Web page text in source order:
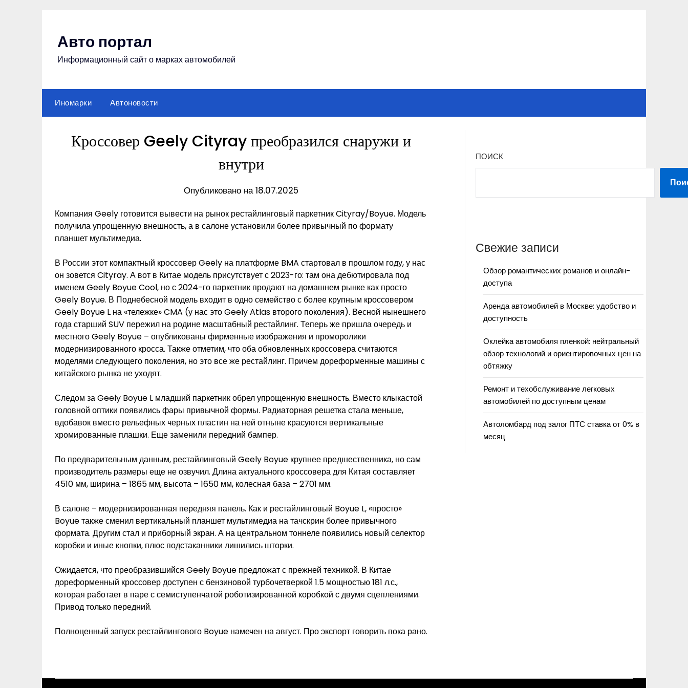
Авто портал
Информационный сайт о марках автомобилей
Иномарки Автоновости
Кроссовер Geely Cityray преобразился снаружи и
внутри
Опубликовано на 18.07.2025
Компания Geely готовится вывести на рынок рестайлинговый паркетник Cityray/Boyue. Модель
получила упрощенную внешность, а в салоне установили более привычный по формату
планшет мультимедиа.
В России этот компактный кроссовер Geely на платформе BMA стартовал в прошлом году, у нас
он зовется Cityray. А вот в Китае модель присутствует с 2023-го: там она дебютировала под
именем Geely Boyue Cool, но с 2024-го паркетник продают на домашнем рынке как просто
Geely Boyue. В Поднебесной модель входит в одно семейство с более крупным кроссовером
Geely Boyue L на «тележке» CMA (у нас это Geely Atlas второго поколения). Весной нынешнего
года старший SUV пережил на родине масштабный рестайлинг. Теперь же пришла очередь и
местного Geely Boyue – опубликованы фирменные изображения и проморолики
модернизированного кросса. Также отметим, что оба обновленных кроссовера считаются
моделями следующего поколения, но это все же рестайлинг. Причем дореформенные машины с
китайского рынка не уходят.
Следом за Geely Boyue L младший паркетник обрел упрощенную внешность. Вместо клыкастой
головной оптики появились фары привычной формы. Радиаторная решетка стала меньше,
вдобавок вместо рельефных черных пластин на ней отныне красуются вертикальные
хромированные плашки. Еще заменили передний бампер.
По предварительным данным, рестайлинговый Geely Boyue крупнее предшественника, но сам
производитель размеры еще не озвучил. Длина актуального кроссовера для Китая составляет
4510 мм, ширина – 1865 мм, высота – 1650 мм, колесная база – 2701 мм.
В салоне – модернизированная передняя панель. Как и рестайлинговый Boyue L, «просто»
Boyue также сменил вертикальный планшет мультимедиа на тачскрин более привычного
формата. Другим стал и приборный экран. А на центральном тоннеле появились новый селектор
коробки и иные кнопки, плюс подстаканники лишились шторки.
Ожидается, что преобразившийся Geely Boyue предложат с прежней техникой. В Китае
дореформенный кроссовер доступен с бензиновой турбочетверкой 1.5 мощностью 181 л.с.,
которая работает в паре с семиступенчатой роботизированной коробкой с двумя сцеплениями.
Привод только передний.
Полноценный запуск рестайлингового Boyue намечен на август. Про экспорт говорить пока рано.
ПОИСК
Свежие записи
Обзор романтических романов и онлайн-
доступа
Аренда автомобилей в Москве: удобство и
доступность
Оклейка автомобиля пленкой: нейтральный
обзор технологий и ориентировочных цен на
обтяжку
Ремонт и техобслуживание легковых
автомобилей по доступным ценам
Автоломбард под залог ПТС ставка от 0% в
месяц